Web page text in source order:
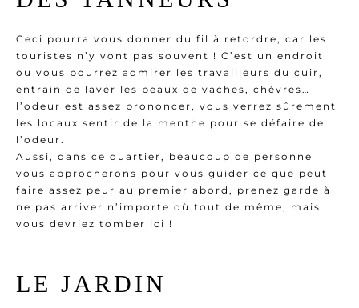
Ceci pourra vous donner du fil à retordre, car les
touristes n’y vont pas souvent ! C’est un endroit
ou vous pourrez admirer les travailleurs du cuir,
entrain de laver les peaux de vaches, chèvres…
l’odeur est assez prononcer, vous verrez sûrement
les locaux sentir de la menthe pour se défaire de
l’odeur.
Aussi, dans ce quartier, beaucoup de personne
vous approcherons pour vous guider ce que peut
faire assez peur au premier abord, prenez garde à
ne pas arriver n’importe où tout de même, mais
vous devriez tomber ici !
LE JARDIN